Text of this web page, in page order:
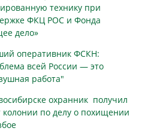
технику при
ФКЦ РОС и Фонда
дело»
оперативник ФСКН:
всей России — это
работа"
охранник получил
колонии по делу о похищении